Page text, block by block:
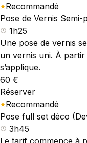
Recommandé
Pose de Vernis Semi-
1h25
Une pose de vernis
un vernis uni. À partir
s’applique.
60 €
Réserver
Recommandé
Pose full set déco
3h45
Le tarif commence à